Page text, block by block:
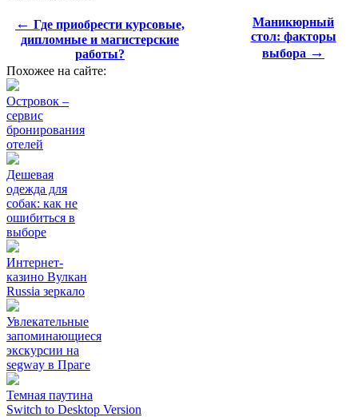
← Где приобрести курсовые,
дипломные и магистерские
работы?
Маникюрный
стол: факторы
выбора →
Похожее на сайте:
Островок –
сервис
бронирования
отелей
Дешевая
одежда для
собак: как не
ошибиться в
выборе
Интернет-
казино Вулкан
Russia зеркало
Увлекательные
запоминающиеся
экскурсии на
segway в Праге
Темная паутина
Switch to Desktop Version